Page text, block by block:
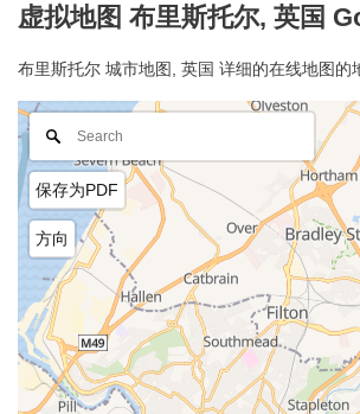
虚拟地图 布里斯托尔, 英国
布里斯托尔 城市地图, 英国 详细的在线地图的
保存为PDF
方向